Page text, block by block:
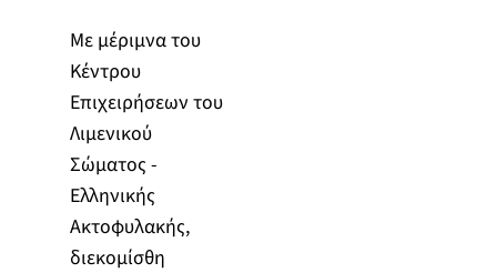
Με μέριμνα του
Κέντρου
Επιχειρήσεων του
Λιμενικού
Σώματος -
Ελληνικής
Ακτοφυλακής,
διεκομίσθη